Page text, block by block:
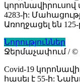
4283-ի:
Առողջացել են 125-
Նորություններ
Ջերմաչափում / ©
Covid-19
հասել է 55-ի: